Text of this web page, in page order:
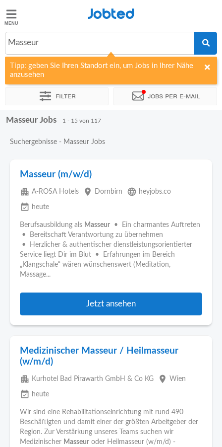
Jobted
Jobs
Gehalt
Jobted
Masseur
Tipp: geben Sie Ihren Standort ein, um Jobs in Ihrer Nähe
anzusehen
Filter Jobs per e-mail
Sortieren nach Unternehmen
Masseur Jobs 1 - 15 von 117
Suchergebnisse - Masseur Jobs
Masseur (m/w/d)
apartment A-ROSA Hotels place Dornbirn language heyjobs.co
event_available heute
Berufsausbildung als Masseur • Ein charmantes Auftreten
• Bereitschaft Verantwortung zu übernehmen
• Herzlicher & authentischer dienstleistungsorientierter
Service liegt Dir im Blut • Erfahrungen im Bereich
„Klangschale“ wären wünschenswert (Meditation,
Massage...
Jetzt ansehen
Medizinischer Masseur / Heilmasseur
(w/m/d)
apartment Kurhotel Bad Pirawarth GmbH & Co KG place Wien
event_available heute
Wir sind eine Rehabilitationseinrichtung mit rund 490
Beschäftigten und damit einer der größten Arbeitgeber der
Region. Zur Verstärkung unseres Teams suchen wir
Medizinischer Masseur oder Heilmasseur (w/m/d) -